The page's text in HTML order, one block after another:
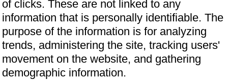
of clicks. These are not linked to any
information that is personally identifiable. The
purpose of the information is for analyzing
trends, administering the site, tracking users'
movement on the website, and gathering
demographic information.